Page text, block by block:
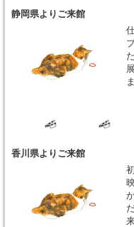
静岡県よりご来館
香川県よりご来館